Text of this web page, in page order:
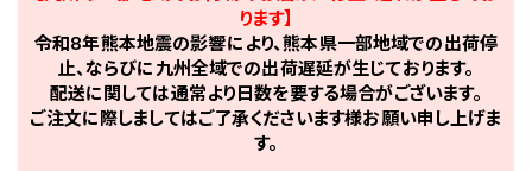
ります】
令和8年熊本地震の影響により、熊本県一部地域での出荷停
止、ならびに九州全域での出荷遅延が生じております。
配送に関しては通常より日数を要する場合がございます。
ご注文に際しましてはご了承くださいます様お願い申し上げま
す。